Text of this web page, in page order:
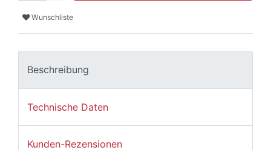
Wunschliste
Beschreibung
Technische Daten
Kunden-Rezensionen